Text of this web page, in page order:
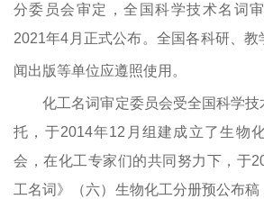
分委员会审定，全国科学技术名词
2021年4 月正式公布。全国各科研、
闻出版等单位应遵照使用。
化工名词审定委员会受全国科学
托，于2014年12 月组建成立了生物
会，在化工专家们的共同努力下，于
工名词》（六）生物化工分册预公布